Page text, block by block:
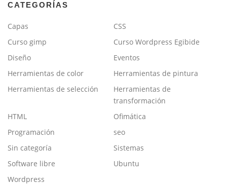
CATEGORÍAS
Capas
CSS
Curso gimp
Curso Wordpress Egibide
Diseño
Eventos
Herramientas de color
Herramientas de pintura
Herramientas de selección
Herramientas de
transformación
HTML
Ofimática
Programación
seo
Sin categoría
Sistemas
Software libre
Ubuntu
Wordpress